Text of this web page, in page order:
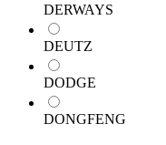
DERWAYS
DEUTZ
DODGE
DONGFENG